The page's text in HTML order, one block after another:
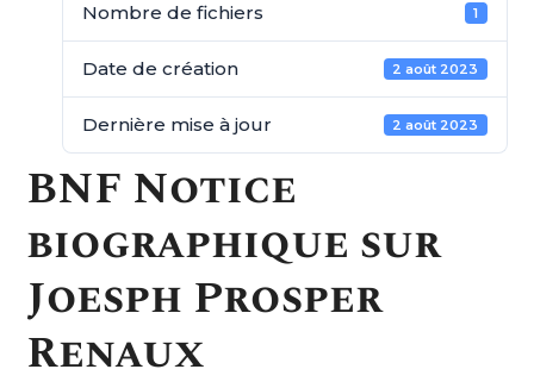
Nombre de fichiers 1
Date de création 2 août 2023
Dernière mise à jour 2 août 2023
BNF Notice
biographique sur
Joesph Prosper
Renaux